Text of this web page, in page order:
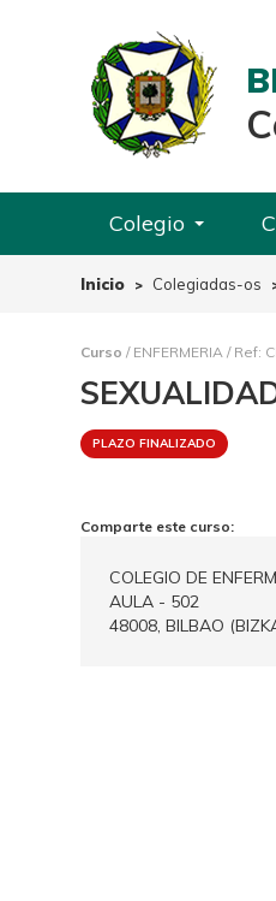
Colegio
Inicio Colegiadas-os
Curso / ENFERMERIA / Ref:
PLAZO FINALIZADO
Comparte este curso:
COLEGIO DE
AULA - 502
48008, BILBAO